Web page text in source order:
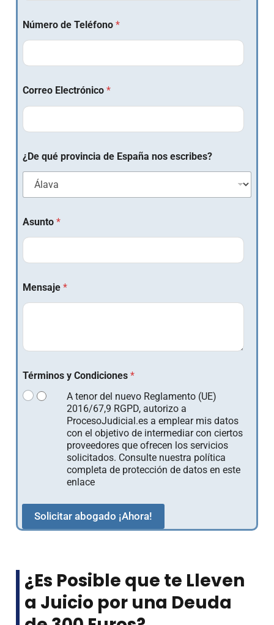
Número de Teléfono *
Correo Electrónico *
¿De qué provincia de España nos escribes?
Asunto *
Mensaje *
Términos y Condiciones *
A tenor del nuevo Reglamento (UE)
2016/67,9 RGPD, autorizo a
ProcesoJudicial.es a emplear mis datos
con el objetivo de intermediar con ciertos
proveedores que ofrecen los servicios
solicitados. Consulte nuestra política
completa de protección de datos en este
enlace
Solicitar abogado ¡Ahora!
¿Es Posible que te Lleven
a Juicio por una Deuda